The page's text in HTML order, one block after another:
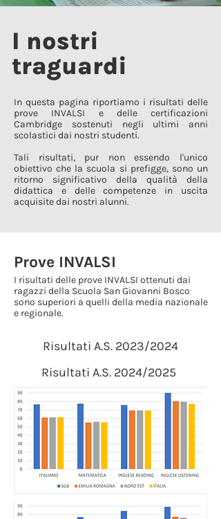
I nostri
traguardi
In questa pagina riportiamo i risultati delle
prove INVALSI e delle certificazioni
Cambridge sostenuti negli ultimi anni
scolastici dai nostri studenti.
Tali risultati, pur non essendo l'unico
obiettivo che la scuola si prefigge, sono un
ritorno significativo della qualità della
didattica e delle competenze in uscita
acquisite dai nostri alunni.
Prove INVALSI
I risultati delle prove INVALSI ottenuti dai
ragazzi della Scuola San Giovanni Bosco
sono superiori a quelli della media nazionale
e regionale.
Risultati A.S. 2023/2024
Risultati A.S. 2024/2025